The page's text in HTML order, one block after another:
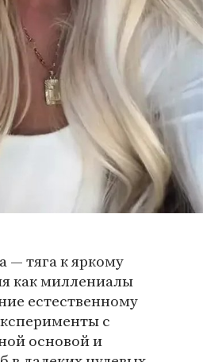
— тяга к яркому
как миллениалы
естественному
с
основой и